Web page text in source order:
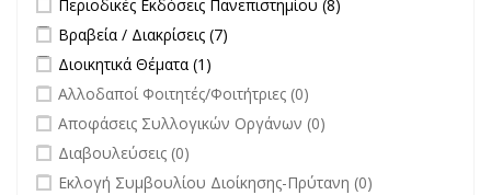
Περιοδικές Εκδόσεις Πανεπιστημίου (8)
Apply Βραβεία / Διακρίσεις filter
Βραβεία / Διακρίσεις (7)
Apply Διοικητικά Θέματα filter
Διοικητικά Θέματα (1)
undefined
Αλλοδαποί Φοιτητές/Φοιτήτριες (0)
undefined
Αποφάσεις Συλλογικών Οργάνων (0)
undefined
Διαβουλεύσεις (0)
undefined
Εκλογή Συμβουλίου Διοίκησης-Πρύτανη (0)